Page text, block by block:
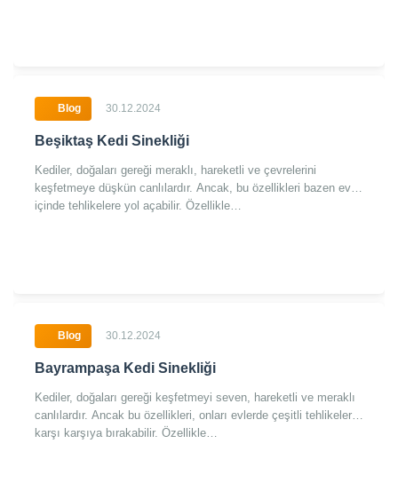
Blog 30.12.2024
Beşiktaş Kedi Sinekliği
Kediler, doğaları gereği meraklı, hareketli ve çevrelerini
keşfetmeye düşkün canlılardır. Ancak, bu özellikleri bazen ev
içinde tehlikelere yol açabilir. Özellikle…
Blog 30.12.2024
Bayrampaşa Kedi Sinekliği
Kediler, doğaları gereği keşfetmeyi seven, hareketli ve meraklı
canlılardır. Ancak bu özellikleri, onları evlerde çeşitli tehlikelerle
karşı karşıya bırakabilir. Özellikle…